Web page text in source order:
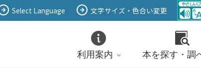
Select Language 文字サイズ・色合い変更
利用案内 本を探す・調